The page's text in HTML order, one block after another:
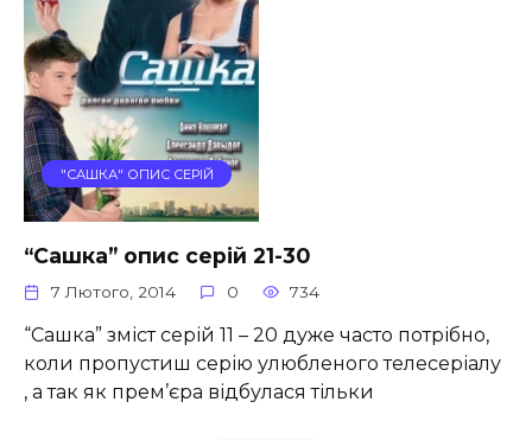
"САШКА" ОПИС СЕРІЙ
“Сашка” опис серій 21-30
7 Лютого, 2014 0 734
“Сашка” зміст серій 11 – 20 дуже часто потрібно,
коли пропустиш серію улюбленого телесеріалу
, а так як прем’єра відбулася тільки